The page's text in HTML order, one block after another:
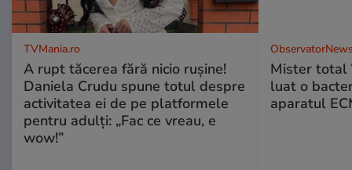
TVMania.ro
A rupt tăcerea fără nicio rușine!
Daniela Crudu spune totul despre
activitatea ei de pe platformele
pentru adulți: „Fac ce vreau, e
wow!”
Mister total
luat o
aparatul